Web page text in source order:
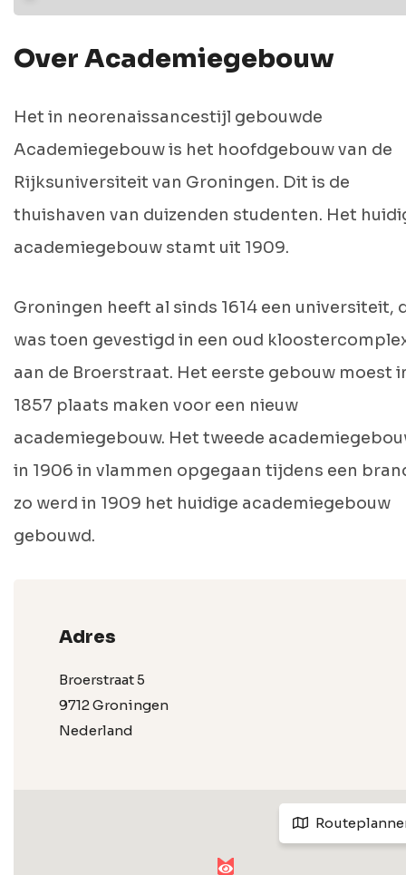
Over Academiegebouw
Het in neorenaissancestijl gebouwde
Academiegebouw is het hoofdgebouw van de
Rijksuniversiteit van Groningen. Dit is de
thuishaven van duizenden studenten. Het
academiegebouw stamt uit 1909.
Groningen heeft al sinds 1614 een universiteit,
was toen gevestigd in een oud
aan de Broerstraat. Het eerste gebouw moest
1857 plaats maken voor een nieuw
academiegebouw. Het tweede
in 1906 in vlammen opgegaan tijdens een
zo werd in 1909 het huidige academiegebouw
gebouwd.
Adres
Broerstraat 5
9712 Groningen
Nederland